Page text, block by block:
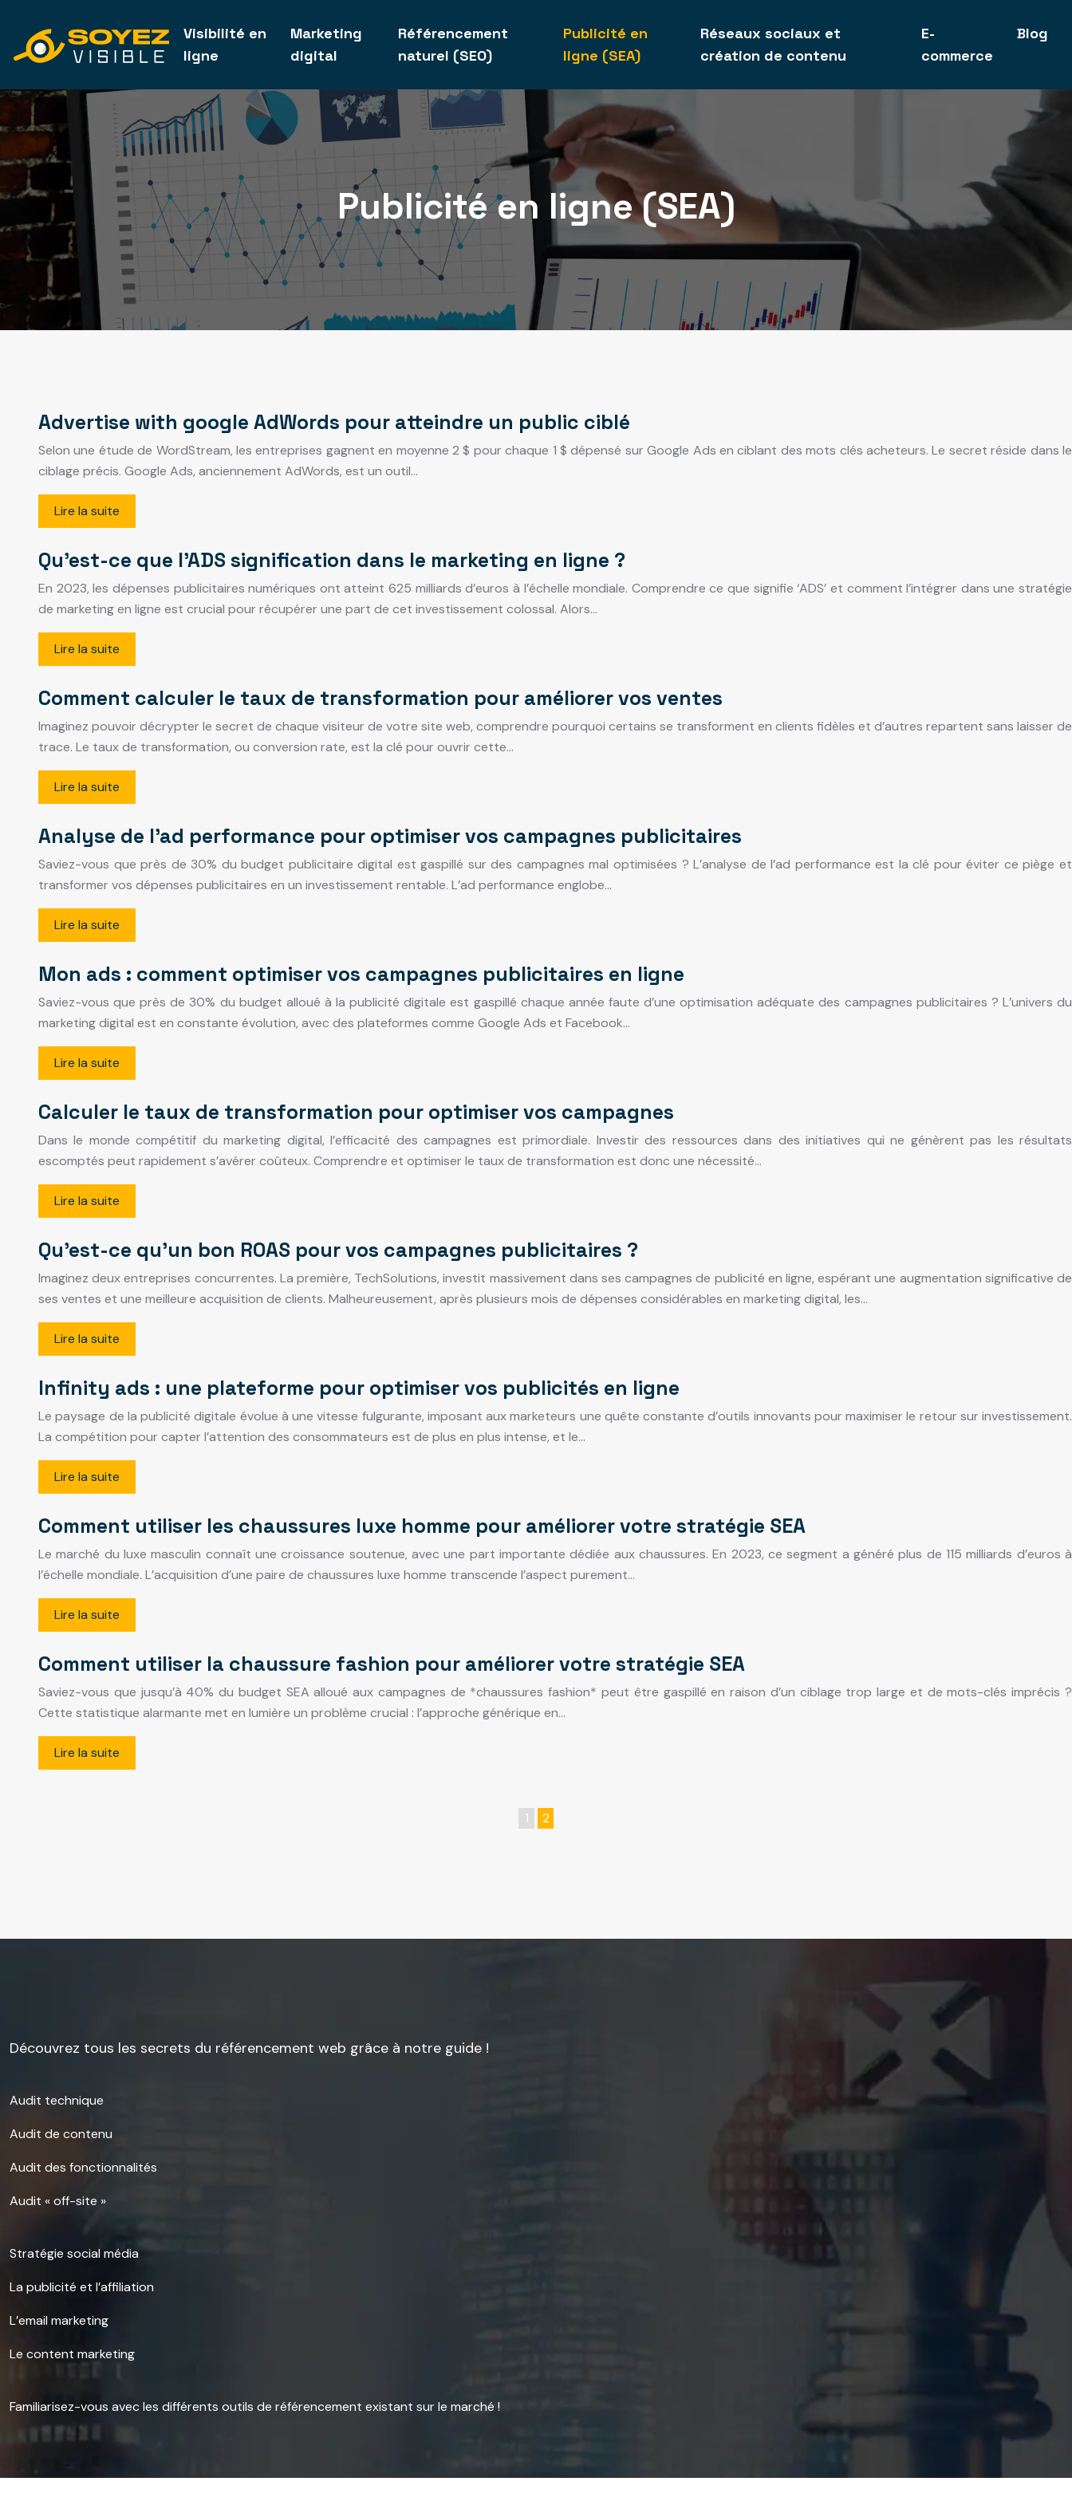
Visibilité en
ligne
Marketing
digital
Référencement
naturel (SEO)
Publicité en
ligne (SEA)
Réseaux sociaux et
création de contenu
E-
commerce
Blog
Publicité en ligne (SEA)
Advertise with google AdWords pour atteindre un public ciblé
Selon une étude de WordStream, les entreprises gagnent en moyenne 2 $ pour chaque 1 $ dépensé sur Google Ads en ciblant des mots clés acheteurs. Le secret réside dans le
ciblage précis. Google Ads, anciennement AdWords, est un outil…
Lire la suite
Qu’est-ce que l’ADS signification dans le marketing en ligne ?
En 2023, les dépenses publicitaires numériques ont atteint 625 milliards d’euros à l’échelle mondiale. Comprendre ce que signifie ‘ADS’ et comment l’intégrer dans une stratégie
de marketing en ligne est crucial pour récupérer une part de cet investissement colossal. Alors…
Lire la suite
Comment calculer le taux de transformation pour améliorer vos ventes
Imaginez pouvoir décrypter le secret de chaque visiteur de votre site web, comprendre pourquoi certains se transforment en clients fidèles et d’autres repartent sans laisser de
trace. Le taux de transformation, ou conversion rate, est la clé pour ouvrir cette…
Lire la suite
Analyse de l’ad performance pour optimiser vos campagnes publicitaires
Saviez-vous que près de 30% du budget publicitaire digital est gaspillé sur des campagnes mal optimisées ? L’analyse de l’ad performance est la clé pour éviter ce piège et
transformer vos dépenses publicitaires en un investissement rentable. L’ad performance englobe…
Lire la suite
Mon ads : comment optimiser vos campagnes publicitaires en ligne
Saviez-vous que près de 30% du budget alloué à la publicité digitale est gaspillé chaque année faute d’une optimisation adéquate des campagnes publicitaires ? L’univers du
marketing digital est en constante évolution, avec des plateformes comme Google Ads et Facebook…
Lire la suite
Calculer le taux de transformation pour optimiser vos campagnes
Dans le monde compétitif du marketing digital, l’efficacité des campagnes est primordiale. Investir des ressources dans des initiatives qui ne génèrent pas les résultats
escomptés peut rapidement s’avérer coûteux. Comprendre et optimiser le taux de transformation est donc une nécessité…
Lire la suite
Qu’est-ce qu’un bon ROAS pour vos campagnes publicitaires ?
Imaginez deux entreprises concurrentes. La première, TechSolutions, investit massivement dans ses campagnes de publicité en ligne, espérant une augmentation significative de
ses ventes et une meilleure acquisition de clients. Malheureusement, après plusieurs mois de dépenses considérables en marketing digital, les…
Lire la suite
Infinity ads : une plateforme pour optimiser vos publicités en ligne
Le paysage de la publicité digitale évolue à une vitesse fulgurante, imposant aux marketeurs une quête constante d’outils innovants pour maximiser le retour sur investissement.
La compétition pour capter l’attention des consommateurs est de plus en plus intense, et le…
Lire la suite
Comment utiliser les chaussures luxe homme pour améliorer votre stratégie SEA
Le marché du luxe masculin connaît une croissance soutenue, avec une part importante dédiée aux chaussures. En 2023, ce segment a généré plus de 115 milliards d’euros à
l’échelle mondiale. L’acquisition d’une paire de chaussures luxe homme transcende l’aspect purement…
Lire la suite
Comment utiliser la chaussure fashion pour améliorer votre stratégie SEA
Saviez-vous que jusqu’à 40% du budget SEA alloué aux campagnes de *chaussures fashion* peut être gaspillé en raison d’un ciblage trop large et de mots-clés imprécis ?
Cette statistique alarmante met en lumière un problème crucial : l’approche générique en…
Lire la suite
1 2
Découvrez tous les secrets du référencement web grâce à notre guide !
Audit technique
Audit de contenu
Audit des fonctionnalités
Audit « off-site »
Stratégie social média
La publicité et l’affiliation
L’email marketing
Le content marketing
Familiarisez-vous avec les différents outils de référencement existant sur le marché !